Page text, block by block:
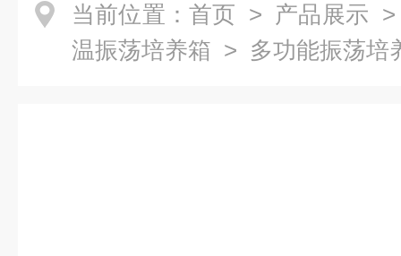
当前位置： 首页 > 产品展示
温振荡培养箱 > 多功能振荡培